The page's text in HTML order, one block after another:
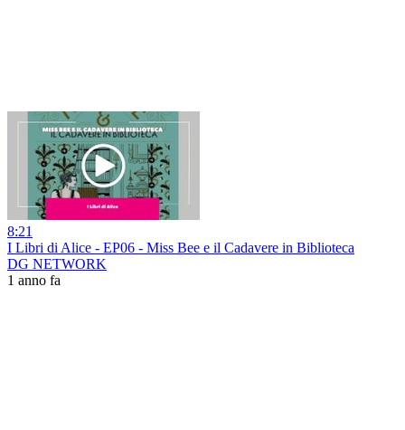
8:21
I Libri di Alice - EP06 - Miss Bee e il Cadavere in Biblioteca
DG NETWORK
1 anno fa